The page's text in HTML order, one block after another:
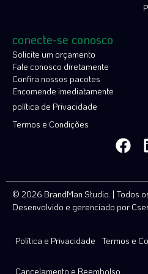
conecte-se conosco
Solicite um orçamento
Fale conosco diretamente
Confira nossos pacotes
Encomende imediatamente
política de Privacidade
Termos e Condições
© 2026 BrandMan Studio. | Todos
Desenvolvido e gerenciado por
Política e Privacidade Termos e
Cancelamento e Reembolso